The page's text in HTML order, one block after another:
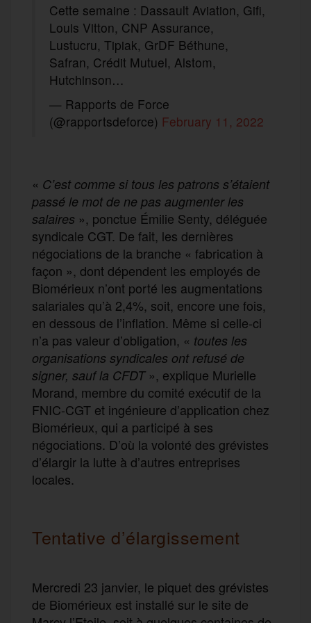
Cette semaine : Dassault Aviation, Gifi,
Louis Vitton, CNP Assurance,
Lustucru, Tipiak, GrDF Béthune,
Safran, Crédit Mutuel, Alstom,
Hutchinson…
— Rapports de Force
(@rapportsdeforce) February 11, 2022
« C’est comme si tous les patrons s’étaient
passé le mot de ne pas augmenter les
salaires », ponctue Émilie Senty, déléguée
syndicale CGT. De fait, les dernières
négociations de la branche « fabrication à
façon », dont dépendent les employés de
Biomérieux n’ont porté les augmentations
salariales qu’à 2,4%, soit, encore une fois,
en dessous de l’inflation. Même si celle-ci
n’a pas valeur d’obligation, « toutes les
organisations syndicales ont refusé de
signer, sauf la CFDT», explique Murielle
Morand, membre du comité exécutif de la
FNIC-CGT et ingénieure d’application chez
Biomérieux, qui a participé à ses
négociations. D’où la volonté des grévistes
d’élargir la lutte à d’autres entreprises
locales.
Tentative d’élargissement
Mercredi 23 janvier, le piquet des grévistes
de Biomérieux est installé sur le site de